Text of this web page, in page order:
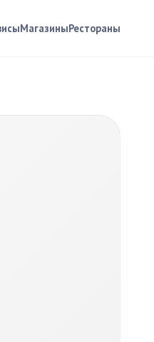
МагазиныРестораны